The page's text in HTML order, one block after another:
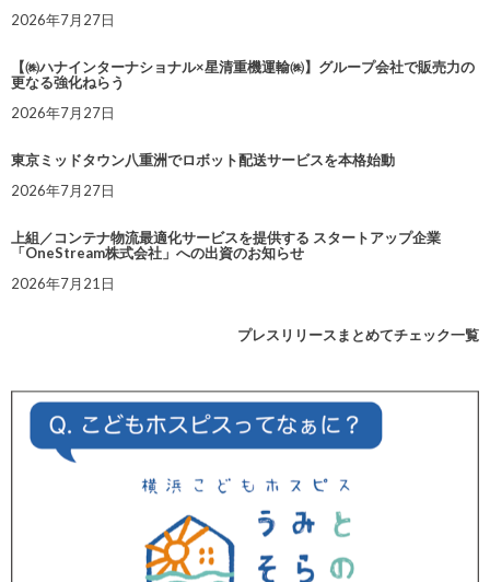
2026年7月27日
【㈱ハナインターナショナル×星清重機運輸㈱】グループ会社で販売力の
更なる強化ねらう
2026年7月27日
東京ミッドタウン八重洲でロボット配送サービスを本格始動
2026年7月27日
上組／コンテナ物流最適化サービスを提供する スタートアップ企業
「OneStream株式会社」への出資のお知らせ
2026年7月21日
プレスリリースまとめてチェック一覧